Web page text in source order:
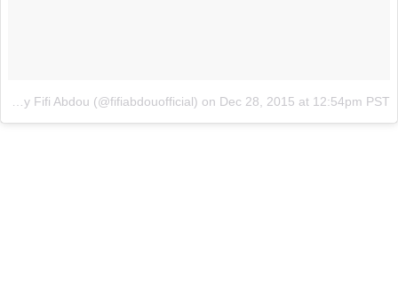
A video posted by Fifi Abdou (@fifiabdouofficial) on Dec 28, 2015 at 12:54pm PST